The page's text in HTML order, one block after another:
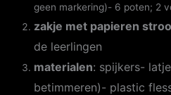
geen markering)- 6 poten; 2
zakje met papieren
de leerlingen
materialen: spijkers-
betimmeren)- plastic